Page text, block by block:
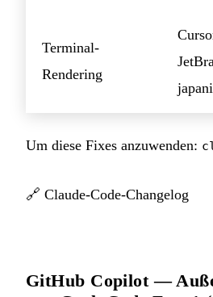
Terminal-
Rendering
Um diese Fixes anzuwenden:
🔗 Claude-Code-Changelog
GitHub Copilot —